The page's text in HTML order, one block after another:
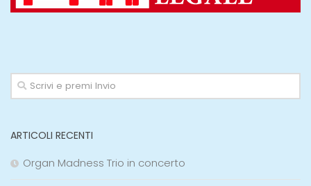
ARTICOLI RECENTI
Organ Madness Trio in concerto